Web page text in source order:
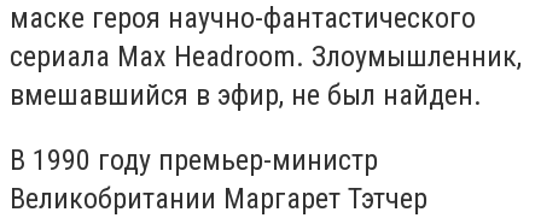
маске героя научно-фантастического
сериала Max Headroom. Злоумышленник,
вмешавшийся в эфир, не был найден.
В 1990 году премьер-министр
Великобритании Маргарет Тэтчер